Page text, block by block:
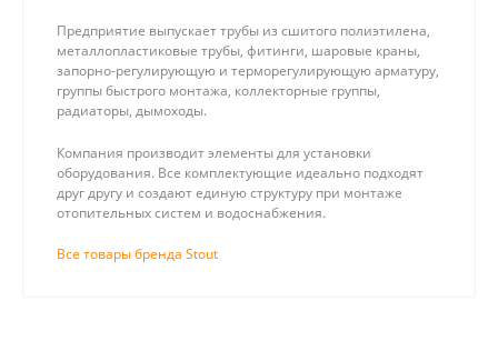
Предприятие выпускает трубы из сшитого полиэтилена,
металлопластиковые трубы, фитинги, шаровые краны,
запорно-регулирующую и терморегулирующую арматуру,
группы быстрого монтажа, коллекторные группы,
радиаторы, дымоходы.
Компания производит элементы для установки
оборудования. Все комплектующие идеально подходят
друг другу и создают единую структуру при монтаже
отопительных систем и водоснабжения.
Все товары бренда Stout